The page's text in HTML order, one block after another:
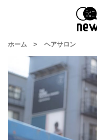
ホーム > ヘアサロン